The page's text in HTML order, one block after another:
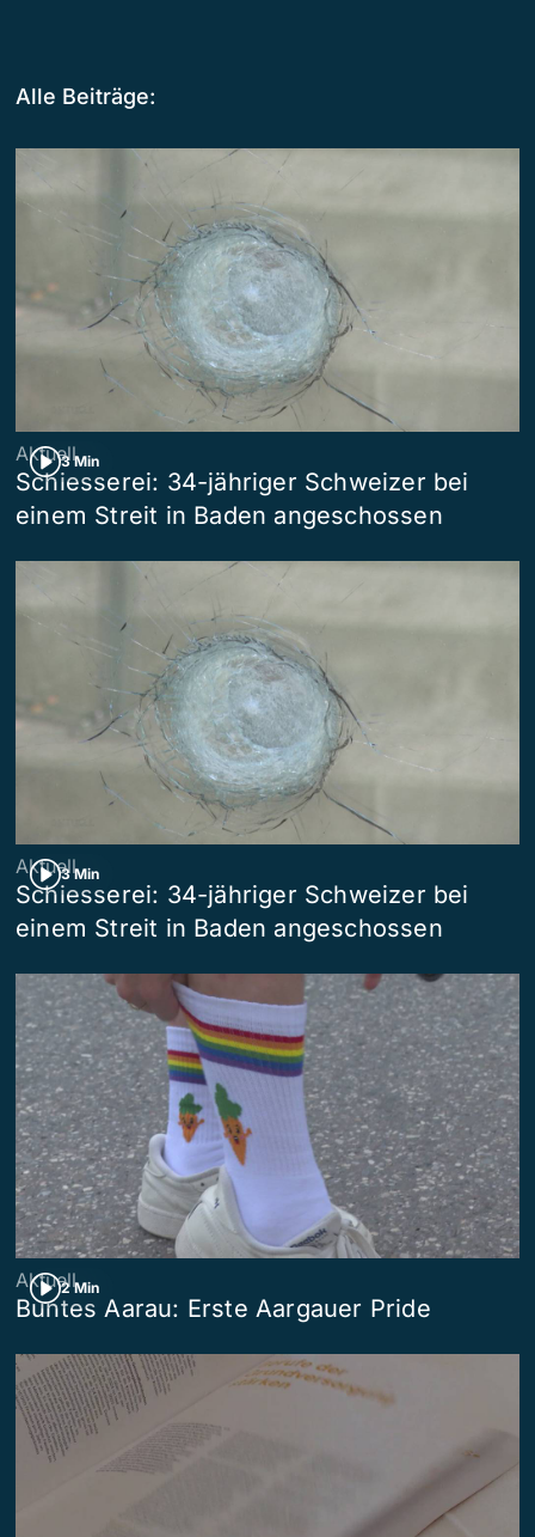
Alle Beiträge:
3 Min
Aktuell
Schiesserei: 34-jähriger Schweizer bei
einem Streit in Baden angeschossen
3 Min
Aktuell
Schiesserei: 34-jähriger Schweizer bei
einem Streit in Baden angeschossen
2 Min
Aktuell
Buntes Aarau: Erste Aargauer Pride